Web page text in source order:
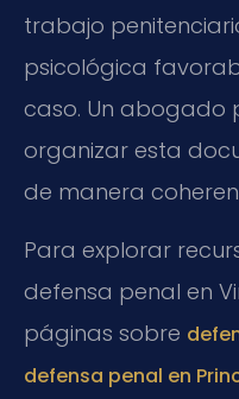
trabajo
psicológica
caso. Un abogado
organizar esta
de manera
Para explorar
defensa penal en
páginas sobre
defensa penal en